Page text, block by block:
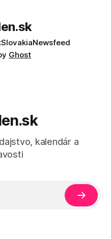
SlovakiaNewsfeed
Ghost
kalendár a